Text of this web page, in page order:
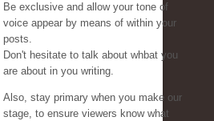
Be exclusive and allow your tone of
voice appear by means of within your
posts.
Don't hesitate to talk about whbat you
are about in you writing.
Also, stay primary when you make our
stage, to ensure viewers know what